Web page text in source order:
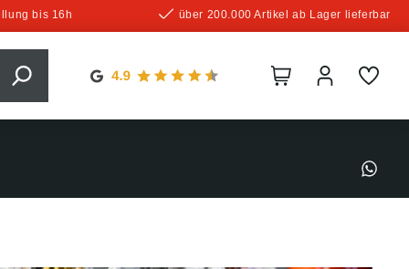
bis 16h über 200.000 Artikel ab Lager lieferbar